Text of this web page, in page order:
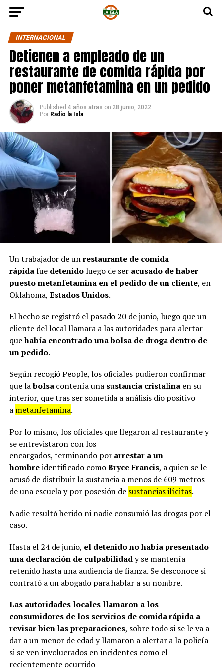
INTERNACIONAL
Detienen a empleado de un
restaurante de comida rápida por
poner metanfetamina en un pedido
Published 4 años atras on 28 junio, 2022
Por Radio la Isla
Un trabajador de unrestaurante de comida
rápidafue detenidoluego de ser acusado de haber
puesto metanfetamina en el pedido de un cliente, en
Oklahoma, Estados Unidos.
El hecho se registró el pasado 20 de junio, luego que un
cliente del local llamara a las autoridades para alertar
quehabía encontrado una bolsa de droga dentro de
un pedido.
Según recogió People, los oficiales pudieron confirmar
que labolsa contenía unasustancia cristalinaen su
interior, que tras ser sometida a análisis dio positivo
a metanfetamina.
Por lo mismo, los oficiales que llegaron al restaurante y
se entrevistaron con los
encargados, terminando porarrestar a un
hombreidentificado comoBryce Francis, a quien se le
acusó de distribuir la sustancia a menos de 609 metros
de una escuela y por posesión de sustancias ilícitas.
Nadie resultó herido ni nadie consumió las drogas por el
caso.
Hasta el 24 de junio, el detenido no había presentado
una declaración de culpabilidady se mantenía
retenido hasta una audiencia de fianza. Se desconoce si
contrató a un abogado para hablar a su nombre.
Las autoridades locales llamaron a los
consumidores de los servicios de comida rápida a
revisar bien las preparaciones, sobre todo si se le va a
dar a un menor de edad y llamaron a alertar a la policía
si se ven involucrados en incidentes como el
recientemente ocurrido